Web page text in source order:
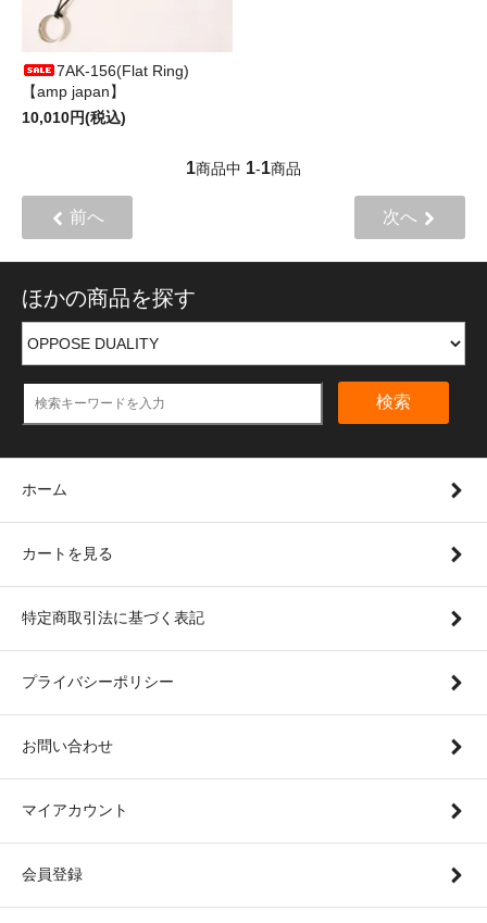
7AK-156(Flat Ring)
【amp japan】
10,010円(税込)
1商品中 1-1商品
前へ 次へ
ほかの商品を探す
検索
ホーム
カートを見る
特定商取引法に基づく表記
プライバシーポリシー
お問い合わせ
マイアカウント
会員登録